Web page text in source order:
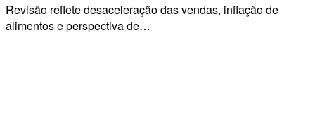
Revisão reflete desaceleração das vendas, inflação de
alimentos e perspectiva de…